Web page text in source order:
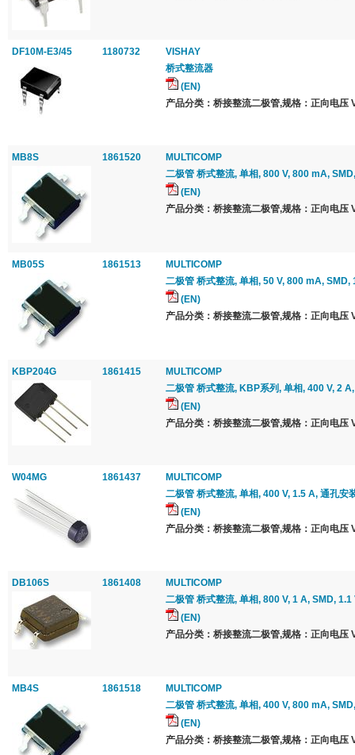
DF10M-E3/45 1180732
VISHAY
桥式整流器
(EN)
产品分类：桥接整流二极管,规格：正向电压
MB8S 1861520
MULTICOMP
二极管 桥式整流, 单相, 800 V, 800 mA,
(EN)
产品分类：桥接整流二极管,规格：正向电压
MB05S 1861513
MULTICOMP
二极管 桥式整流, 单相, 50 V, 800 mA, SMD,
(EN)
产品分类：桥接整流二极管,规格：正向电压
KBP204G 1861415
MULTICOMP
二极管 桥式整流, KBP系列, 单相, 400 V, 2 A,
(EN)
产品分类：桥接整流二极管,规格：正向电压
W04MG 1861437
MULTICOMP
二极管 桥式整流, 单相, 400 V, 1.5 A, 通孔安
(EN)
产品分类：桥接整流二极管,规格：正向电压
DB106S 1861408
MULTICOMP
二极管 桥式整流, 单相, 800 V, 1 A, SMD, 1.1
(EN)
产品分类：桥接整流二极管,规格：正向电压
MB4S 1861518
MULTICOMP
二极管 桥式整流, 单相, 400 V, 800 mA,
(EN)
产品分类：桥接整流二极管,规格：正向电压